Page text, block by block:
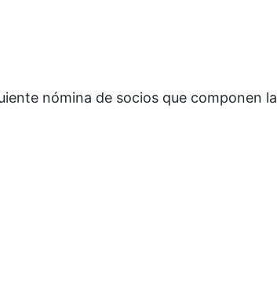
nómina de socios que componen la